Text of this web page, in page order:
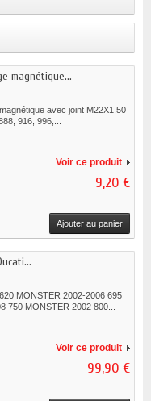
magnétique...
avec joint M22X1.50
916, 996,...
Voir ce produit
9,20 €
Ajouter au panier
MONSTER 2002-2006 695
750 MONSTER 2002 800...
Voir ce produit
99,90 €